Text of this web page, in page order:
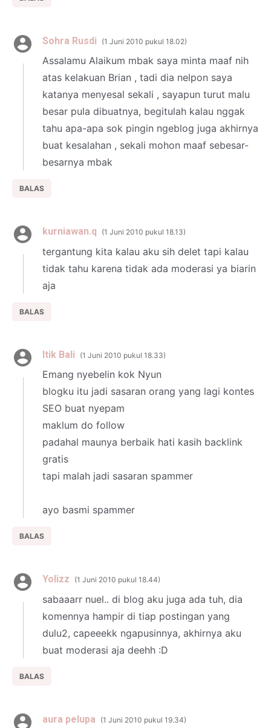
Sohra Rusdi 1 Juni 2010 pukul 18.02
Assalamu Alaikum mbak saya minta maaf nih
atas kelakuan Brian , tadi dia nelpon saya
katanya menyesal sekali , sayapun turut malu
besar pula dibuatnya, begitulah kalau nggak
tahu apa-apa sok pingin ngeblog juga akhirnya
buat kesalahan , sekali mohon maaf sebesar-
besarnya mbak
BALAS
kurniawan.q 1 Juni 2010 pukul 18.13
tergantung kita kalau aku sih delet tapi kalau
tidak tahu karena tidak ada moderasi ya biarin
aja
BALAS
Itik Bali 1 Juni 2010 pukul 18.33
Emang nyebelin kok Nyun
blogku itu jadi sasaran orang yang lagi kontes
SEO buat nyepam
maklum do follow
padahal maunya berbaik hati kasih backlink
gratis
tapi malah jadi sasaran spammer
ayo basmi spammer
BALAS
Yolizz 1 Juni 2010 pukul 18.44
sabaaarr nuel.. di blog aku juga ada tuh, dia
komennya hampir di tiap postingan yang
dulu2, capeeekk ngapusinnya, akhirnya aku
buat moderasi aja deehh :D
BALAS
aura pelupa 1 Juni 2010 pukul 19.34